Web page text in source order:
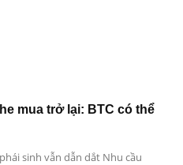
mua trở lại: BTC có thể
sinh vẫn dẫn dắt Nhu cầu